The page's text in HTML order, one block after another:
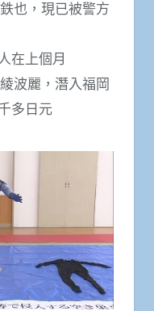
也，現已被警方
在上個月
波麗，潛入福岡
多日元